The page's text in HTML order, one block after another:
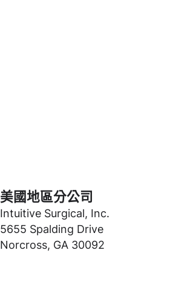
美國地區分公司
Intuitive Surgical, Inc.
5655 Spalding Drive
Norcross, GA 30092